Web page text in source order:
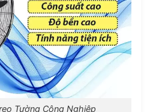
Tường Công Nghiệp